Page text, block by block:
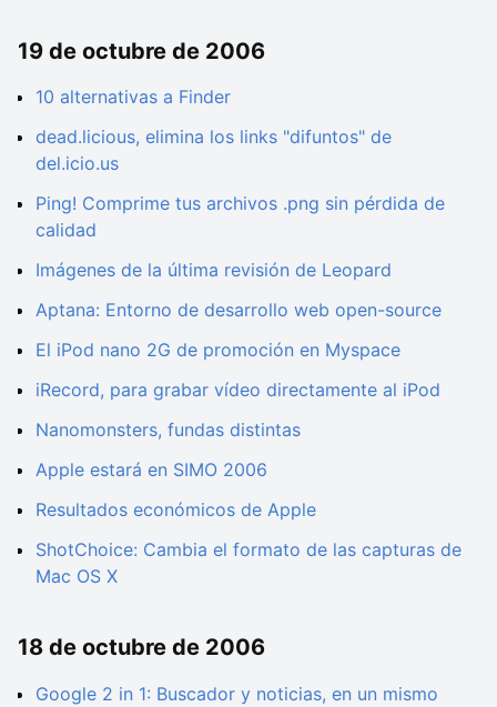
19 de octubre de 2006
10 alternativas a Finder
dead.licious, elimina los links "difuntos" de
del.icio.us
Ping! Comprime tus archivos .png sin pérdida de
calidad
Imágenes de la última revisión de Leopard
Aptana: Entorno de desarrollo web open-source
El iPod nano 2G de promoción en Myspace
iRecord, para grabar vídeo directamente al iPod
Nanomonsters, fundas distintas
Apple estará en SIMO 2006
Resultados económicos de Apple
ShotChoice: Cambia el formato de las capturas de
Mac OS X
18 de octubre de 2006
Google 2 in 1: Buscador y noticias, en un mismo